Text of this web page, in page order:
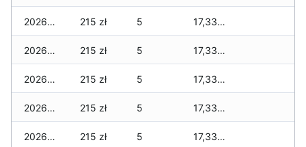
2026-06-10 215 zł 5 17,330 zł
2026-06-09 215 zł 5 17,330 zł
2026-06-07 215 zł 5 17,330 zł
2026-06-06 215 zł 5 17,330 zł
2026-06-05 215 zł 5 17,330 zł